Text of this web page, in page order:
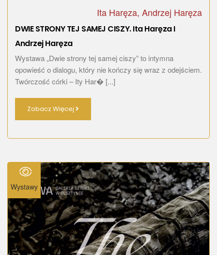
Ita Haręza, Andrzej Haręza
DWIE STRONY TEJ SAMEJ CISZY. Ita Haręza I
Andrzej Haręza
Wystawa „Dwie strony tej samej ciszy” to intymna
opowieść o dialogu, który nie kończy się wraz z odejściem.
Twórczość córki – Ity Har� [...]
Zobacz Więcej
Wystawy